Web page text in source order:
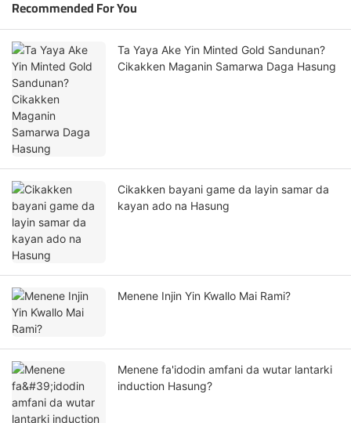
Recommended For You
Ta Yaya Ake Yin Minted Gold Sandunan?
Cikakken Maganin Samarwa Daga Hasung
Cikakken bayani game da layin samar da
kayan ado na Hasung
Menene Injin Yin Ƙwallo Mai Rami?
Menene fa'idodin amfani da wutar lantarki
induction Hasung?